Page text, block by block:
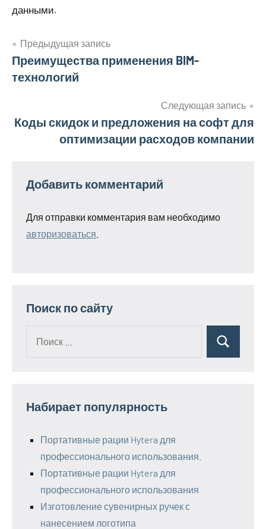
данными.
Навигация
по
Предыдущая запись
Преимущества применения BIM-
технологий
Следующая запись
Коды скидок и предложения на софт для
оптимизации расходов компании
Добавить комментарий
Для отправки комментария вам необходимо
авторизоваться
Поиск по сайту
Поиск
Набирает популярность
Портативные рации Hytera для
профессионального использования.
Портативные рации Hytera для
профессионального использования
Изготовление сувенирных ручек с
нанесением логотипа